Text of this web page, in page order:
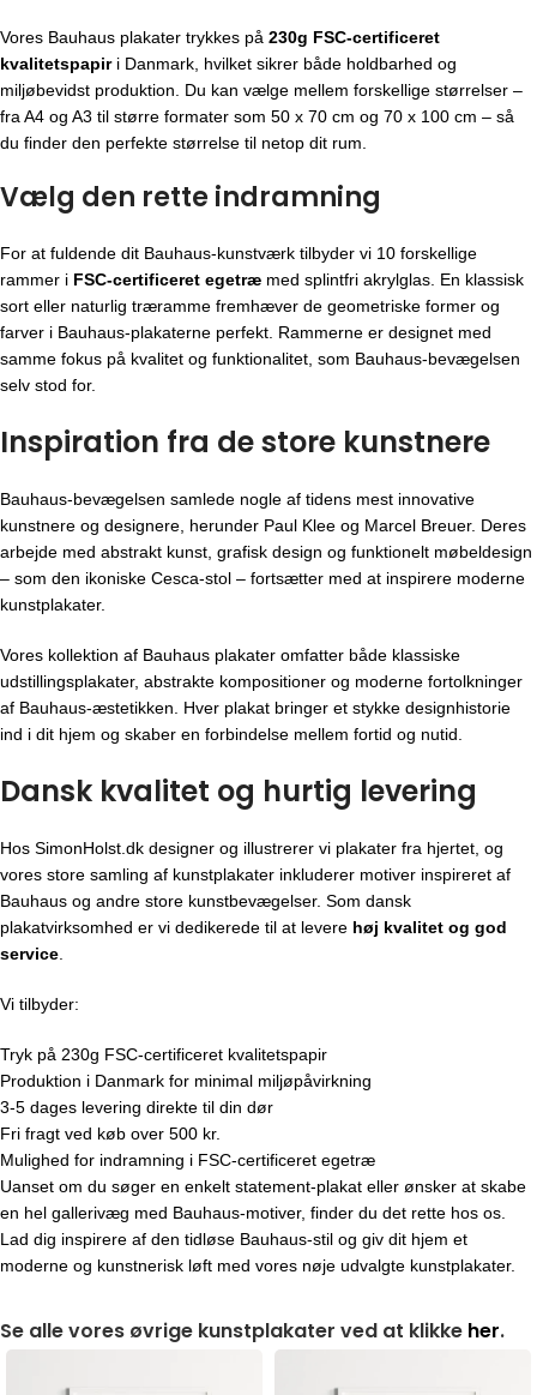
Vores Bauhaus plakater trykkes på 230g FSC-certificeret
kvalitetspapiri Danmark, hvilket sikrer både holdbarhed og
miljøbevidst produktion. Du kan vælge mellem forskellige størrelser –
fra A4 og A3 til større formater som 50 x 70 cm og 70 x 100 cm – så
du finder den perfekte størrelse til netop dit rum.
Vælg den rette indramning
For at fuldende dit Bauhaus-kunstværk tilbyder vi 10 forskellige
rammer i FSC-certificeret egetræ med splintfri akrylglas. En klassisk
sort eller naturlig træramme fremhæver de geometriske former og
farver i Bauhaus-plakaterne perfekt. Rammerne er designet med
samme fokus på kvalitet og funktionalitet, som Bauhaus-bevægelsen
selv stod for.
Inspiration fra de store kunstnere
Bauhaus-bevægelsen samlede nogle af tidens mest innovative
kunstnere og designere, herunder Paul Klee og Marcel Breuer. Deres
arbejde med abstrakt kunst, grafisk design og funktionelt møbeldesign
– som den ikoniske Cesca-stol – fortsætter med at inspirere moderne
kunstplakater.
Vores kollektion af Bauhaus plakater omfatter både klassiske
udstillingsplakater, abstrakte kompositioner og moderne fortolkninger
af Bauhaus-æstetikken. Hver plakat bringer et stykke designhistorie
ind i dit hjem og skaber en forbindelse mellem fortid og nutid.
Dansk kvalitet og hurtig levering
Hos SimonHolst.dk designer og illustrerer vi plakater fra hjertet, og
vores store samling af kunstplakater inkluderer motiver inspireret af
Bauhaus og andre store kunstbevægelser. Som dansk
plakatvirksomhed er vi dedikerede til at levere høj kvalitet og god
service
Vi tilbyder:
Tryk på 230g FSC-certificeret kvalitetspapir
Produktion i Danmark for minimal miljøpåvirkning
3-5 dages levering direkte til din dør
Fri fragt ved køb over 500 kr.
Mulighed for indramning i FSC-certificeret egetræ
Uanset om du søger en enkelt statement-plakat eller ønsker at skabe
en hel gallerivæg med Bauhaus-motiver, finder du det rette hos os.
Lad dig inspirere af den tidløse Bauhaus-stil og giv dit hjem et
moderne og kunstnerisk løft med vores nøje udvalgte kunstplakater.
Se alle vores øvrige kunstplakater ved at klikke her.